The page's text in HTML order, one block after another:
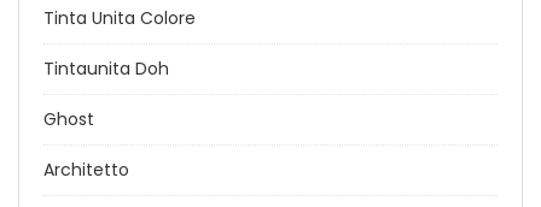
Tinta Unita Colore
Tintaunita Doh
Ghost
Architetto